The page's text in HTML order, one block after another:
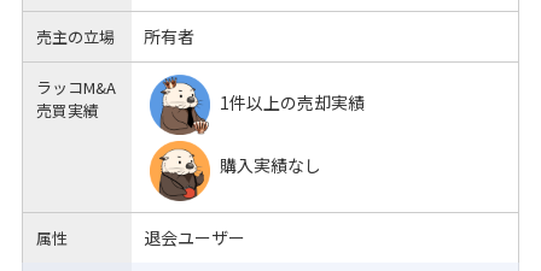
売主の立場 所有者
ラッコM&A
売買実績
1件以上の売却実績
購入実績なし
属性 退会ユーザー